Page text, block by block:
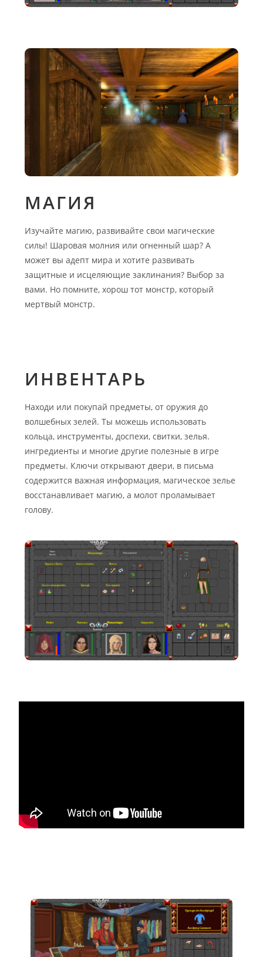
МАГИЯ
Изучайте магию, развивайте свои магические
силы! Шаровая молния или огненный шар? А
может вы адепт мира и хотите развивать
защитные и исцеляющие заклинания? Выбор за
вами. Но помните, хорош тот монстр, который
мертвый монстр.
ИНВЕНТАРЬ
Находи или покупай предметы, от оружия до
волшебных зелей. Ты можешь использовать
кольца, инструменты, доспехи, свитки, зелья.
ингредиенты и многие другие полезные в игре
предметы. Ключи открывают двери, в письма
содержится важная информация, магическое зелье
восстанавливает магию, а молот проламывает
голову.